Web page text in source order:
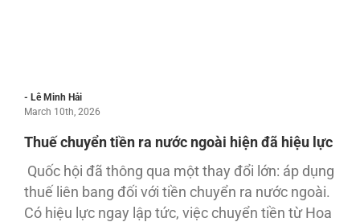
- Lê Minh Hải
March 10th, 2026
Thuế chuyển tiền ra nước ngoài hiện đã hiệu lực
Quốc hội đã thông qua một thay đổi lớn: áp dụng
thuế liên bang đối với tiền chuyển ra nước ngoài.
Có hiệu lực ngay lập tức, việc chuyển tiền từ Hoa